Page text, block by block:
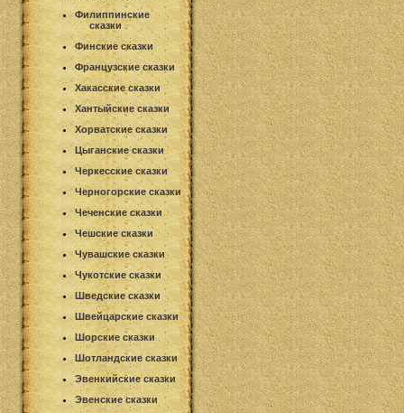
Филиппинские
сказки
Финские сказки
Французские сказки
Хакасские сказки
Хантыйские сказки
Хорватские сказки
Цыганские сказки
Черкесские сказки
Черногорские сказки
Чеченские сказки
Чешские сказки
Чувашские сказки
Чукотские сказки
Шведские сказки
Швейцарские сказки
Шорские сказки
Шотландские сказки
Эвенкийские сказки
Эвенские сказки